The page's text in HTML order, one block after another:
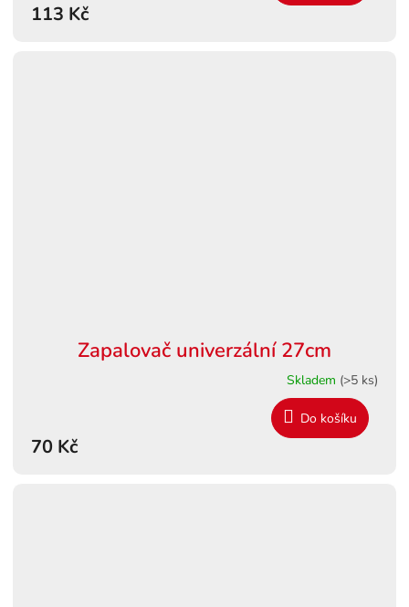
113 Kč
Zapalovač univerzální 27cm
Skladem (>5 ks)
70 Kč
Do košíku